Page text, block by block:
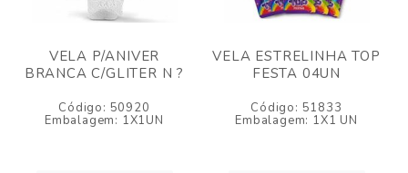
VELA P/ANIVER
BRANCA C/GLITER N ?
Código: 50920
Embalagem: 1X1UN
VELA ESTRELINHA TOP
FESTA 04UN
Código: 51833
Embalagem: 1X1 UN